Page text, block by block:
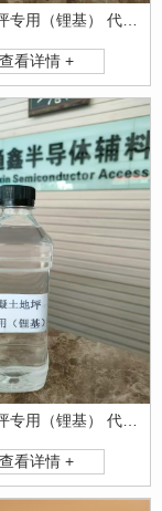
查看详情 +
查看详情 +